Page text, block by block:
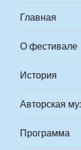
Главная
О фестивале
История
Авторская
Программа